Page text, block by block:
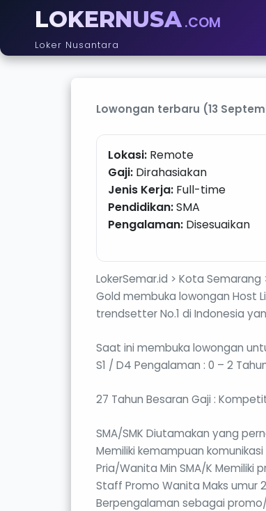
LOKERNUSA.COM
Loker Nusantara
Lowongan terbaru (13
Lokasi: Remote
Gaji: Dirahasiakan
Jenis Kerja: Full-time
Pendidikan:SMA
Pengalaman: Disesuaikan
LokerSemar.id > Kota
Gold membuka lowongan Host
trendsetter No.1 di Indonesia
Saat ini membuka lowongan
S1 / D4 Pengalaman : 0 – 2
27 Tahun Besaran Gaji :
SMA/SMK Diutamakan yang
Memiliki kemampuan
Pria/Wanita Min SMA/K
Staff Promo Wanita Maks umur
Berpengalaman sebagai